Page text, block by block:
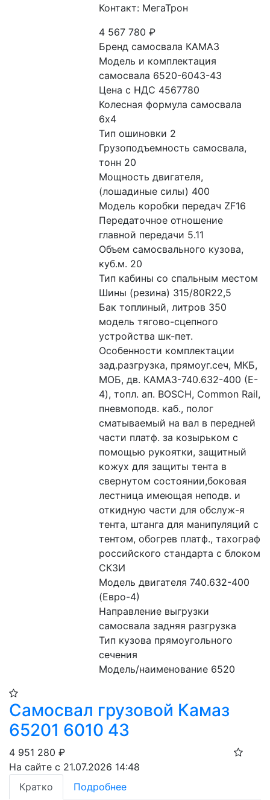
Контакт: МегаТрон
4 567 780₽
Бренд самосвала КАМАЗ
Модель и комплектация
самосвала 6520-6043-43
Цена с НДС 4567780
Колесная формула самосвала
6x4
Тип ошиновки 2
Грузоподъемность самосвала,
тонн 20
Мощность двигателя,
(лошадиные силы) 400
Модель коробки передач ZF16
Передаточное отношение
главной передачи 5.11
Объем самосвального кузова,
куб.м. 20
Тип кабины со спальным местом
Шины (резина) 315/80R22,5
Бак топлиный, литров 350
модель тягово-сцепного
устройства шк-пет.
Особенности комплектации
зад.разгрузка, прямоуг.сеч, МКБ,
МОБ, дв. КАМАЗ-740.632-400 (E-
4), топл. ап. BOSCH, Common Rail,
пневмоподв. каб., полог
сматываемый на вал в передней
части платф. за козырьком с
помощью рукоятки, защитный
кожух для защиты тента в
свернутом состоянии,боковая
лестница имеющая неподв. и
откидную части для обслуж-я
тента, штанга для манипуляций с
тентом, обогрев платф., тахограф
российского стандарта с блоком
СКЗИ
Модель двигателя 740.632-400
(Евро-4)
Направление выгрузки
самосвала задняя разгрузка
Тип кузова прямоугольного
сечения
Модель/наименование 6520
Самосвал грузовой Камаз
65201 6010 43
4 951 280 ₽
На сайте с 21.07.2026 14:48
Кратко
Подробнее